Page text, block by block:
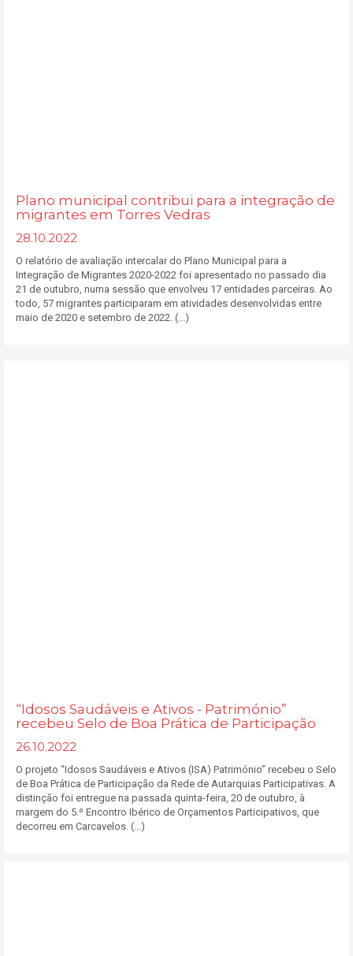
Plano municipal contribui para a integração de
migrantes em Torres Vedras
28.10.2022
O relatório de avaliação intercalar do Plano Municipal para a
Integração de Migrantes 2020-2022 foi apresentado no passado dia
21 de outubro, numa sessão que envolveu 17 entidades parceiras. Ao
todo, 57 migrantes participaram em atividades desenvolvidas entre
maio de 2020 e setembro de 2022. (...)
“Idosos Saudáveis e Ativos - Património”
recebeu Selo de Boa Prática de Participação
26.10.2022
O projeto “Idosos Saudáveis e Ativos (ISA) Património” recebeu o Selo
de Boa Prática de Participação da Rede de Autarquias Participativas. A
distinção foi entregue na passada quinta-feira, 20 de outubro, à
margem do 5.º Encontro Ibérico de Orçamentos Participativos, que
decorreu em Carcavelos. (...)